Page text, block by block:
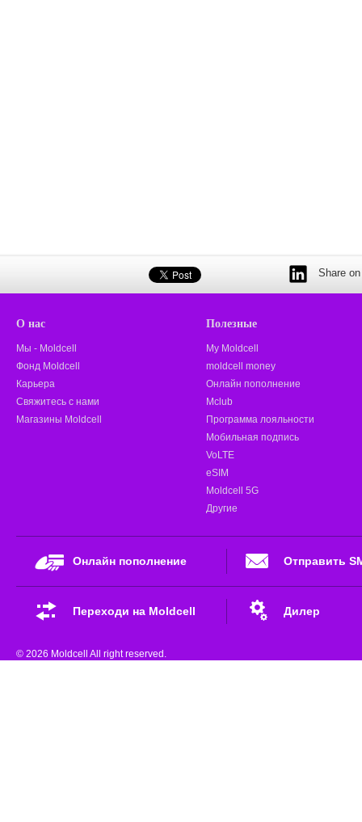
Share
О нас
Мы - Moldcell
Фонд Moldcell
Карьера
Свяжитесь с нами
Магазины Moldcell
Полезные
My Moldcell
moldcell money
Онлайн пополнение
Mclub
Программа лояльности
Мобильная подпись
VoLTE
eSIM
Moldcell 5G
Другие
Онлайн пополнение Отправить
Переходи на Moldcell Дилер
© 2026 Moldcell All right reserved.